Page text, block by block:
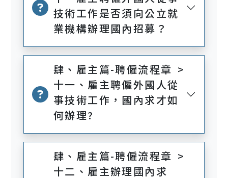
技術工作是否須向公立就
業機構辦理國內招募？
肆、雇主篇-聘僱流程章 >
十一、雇主聘僱外國人從
事技術工作，國內求才如
何辦理?
肆、雇主篇-聘僱流程章 >
十二、雇主辦理國內求